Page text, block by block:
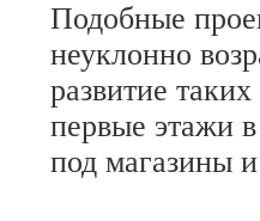
Подобные
неуклонно
развитие
первые этажи
под магазины